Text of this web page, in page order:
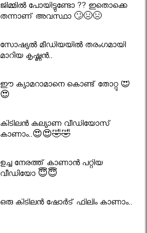
ജിമ്മിൽ പോയിട്ടുണ്ടോ ?? ഇതൊക്കെ
തന്നാണ് അവസ്ഥാ 🙄😣😣
സോഷ്യൽ മീഡിയയിൽ തരംഗമായി
മാറിയ കൃഷ്ണൻ..
ഈ ക്യാമറാമാനെ കൊണ്ട് തോറ്റു 😍
😍
കിടിലൻ കല്യാണ വീഡിയോസ്
കാണാം..😍😍🤣🤣
ഉച്ച നേരത്ത് കാണാൻ പറ്റിയ
വീഡിയോ 😇😇
ഒരു കിടിലൻ ഷോർട് ഫിലിം കാണാം..